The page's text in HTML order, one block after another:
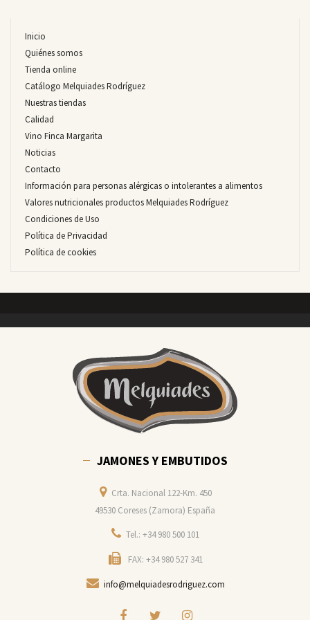
Inicio
Quiénes somos
Tienda online
Catálogo Melquiades Rodríguez
Nuestras tiendas
Calidad
Vino Finca Margarita
Noticias
Contacto
Información para personas alérgicas o intolerantes a alimentos
Valores nutricionales productos Melquiades Rodríguez
Condiciones de Uso
Política de Privacidad
Política de cookies
JAMONES Y EMBUTIDOS
Crta. Nacional 122-Km. 450
49530 Coreses (Zamora) España
Tel.: +34 980 500 101
FAX: +34 980 527 341
info@melquiadesrodriguez.com